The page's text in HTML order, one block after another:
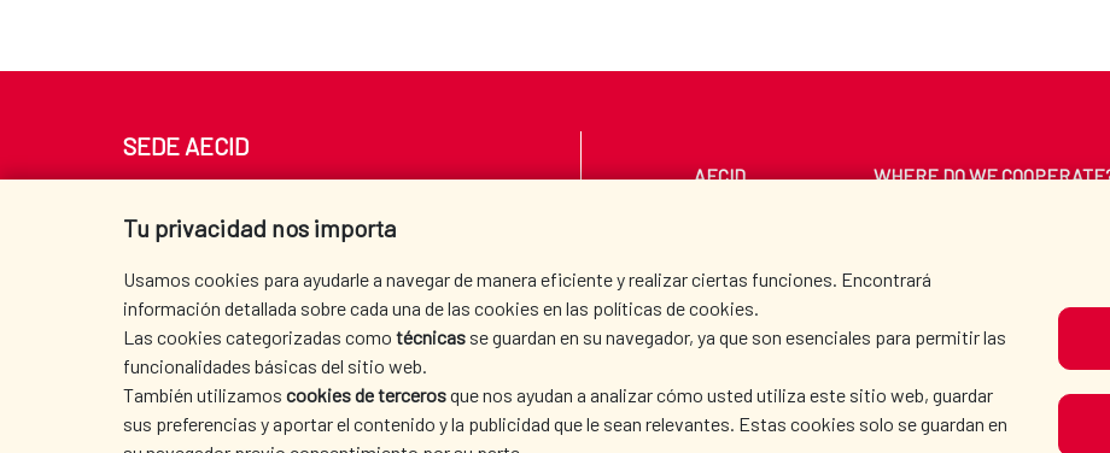
Tu privacidad nos importa
Usamos cookies para ayudarle a navegar de manera eficiente y realizar ciertas funciones. Encontrará
información detallada sobre cada una de las cookies en las políticas de cookies.
Las cookies categorizadas como técnicas se guardan en su navegador, ya que son esenciales para permitir las
funcionalidades básicas del sitio web.
También utilizamos cookies de tercerosque nos ayudan a analizar cómo usted utiliza este sitio web, guardar
sus preferencias y aportar el contenido y la publicidad que le sean relevantes. Estas cookies solo se guardan en
SEDE AECID
Tel. +34 900 20 30 54​​​​​​​
AECID WHERE DO WE
PRESS ROOM CULTURE AND SCIENCE
OUR